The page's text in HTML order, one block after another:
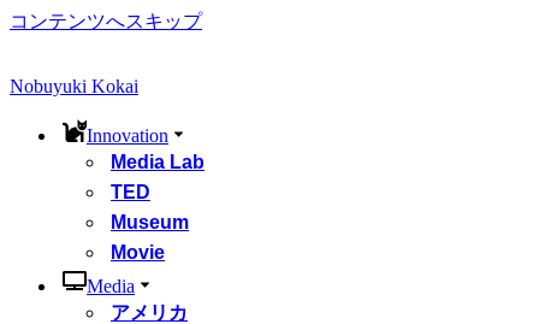
コンテンツへスキップ
Nobuyuki Kokai
Innovation
Media Lab
TED
Museum
Movie
Media
アメリカ